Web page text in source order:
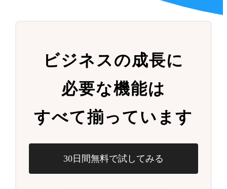
ビジネスの成長に
必要な機能は
すべて揃っています
30日間無料で試してみる